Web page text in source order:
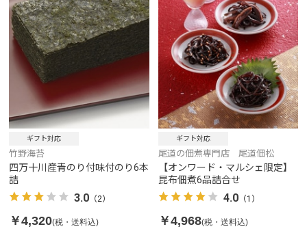
ギフト対応
竹野海苔
四万十川産青のり付味付のり6本
詰
3.0 （2）
￥4,320(税・送料込)
ギフト対応
尾道の佃煮専門店 尾道佃松
【オンワード・マルシェ限定】
昆布佃煮6品詰合せ
4.0（1）
￥4,968(税・送料込)